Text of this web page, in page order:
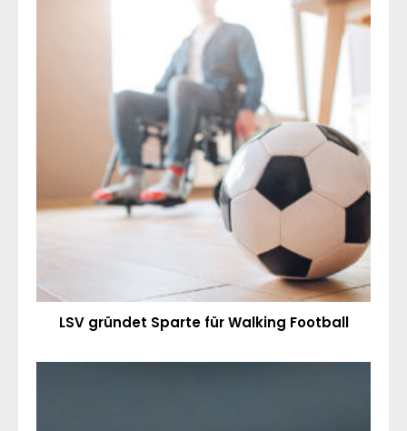
LSV gründet Sparte für Walking Football